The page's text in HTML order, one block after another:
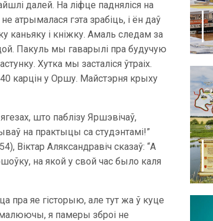
далей. На ліфце падняліся на
атрымалася гэта зрабіць, і ён даў
і кніжку. Амаль следам за
Пакуль мы гаварылі пра будучую
Хутка мы засталіся ўтраіх.
карцін у Оршу. Майстэрня крыху
што паблізу Яршэвічаў,
на практыцы са студэнтамі!”
Віктар Аляксандравіч сказаў: “А
на якой у свой час было каля
пра яе гісторыю, але тут жа ў куце
малюючы, я памеры зброі не